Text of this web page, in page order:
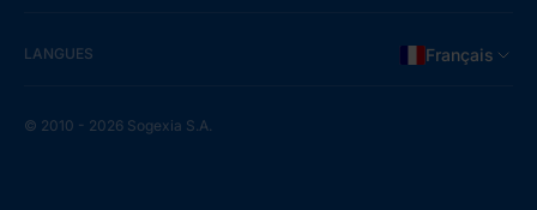
LANGUES Français
© 2010 - 2026 Sogexia S.A.